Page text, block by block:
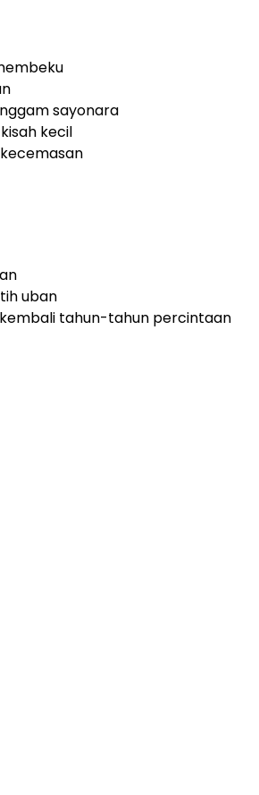
sayonara
kecil
uban
tahun-tahun percintaan